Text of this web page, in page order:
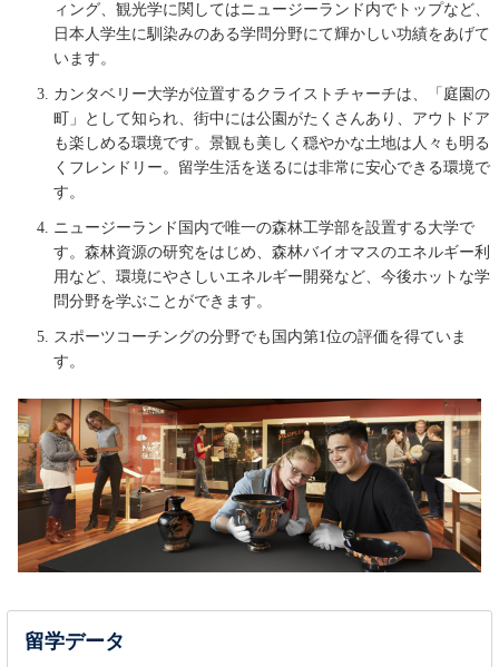
ィング、観光学に関してはニュージーランド内でトップなど、
日本人学生に馴染みのある学問分野にて輝かしい功績をあげて
います。
カンタベリー大学が位置するクライストチャーチは、「庭園の
町」として知られ、街中には公園がたくさんあり、アウトドア
も楽しめる環境です。景観も美しく穏やかな土地は人々も明る
くフレンドリー。留学生活を送るには非常に安心できる環境で
す。
ニュージーランド国内で唯一の森林工学部を設置する大学で
す。森林資源の研究をはじめ、森林バイオマスのエネルギー利
用など、環境にやさしいエネルギー開発など、今後ホットな学
問分野を学ぶことができます。
スポーツコーチングの分野でも国内第1位の評価を得ていま
す。
留学データ